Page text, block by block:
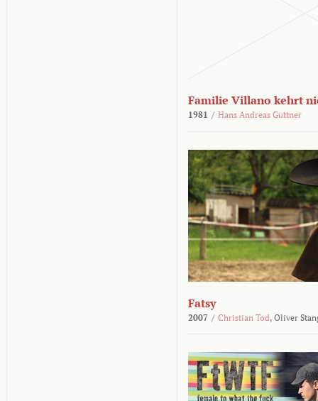
Familie Villano kehrt
1981 / Hans Andreas Guttner
Fatsy
2007 / Christian Tod, Oliver